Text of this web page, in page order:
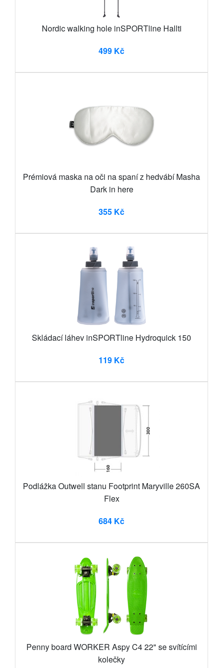
Nordic walking hole inSPORTline Hallti
499 Kč
Prémiová maska na oči na spaní z hedvábí Masha
Dark in here
355 Kč
Skládací láhev inSPORTline Hydroquick 150
119 Kč
Podlážka Outwell stanu Footprint Maryville 260SA
Flex
684 Kč
Penny board WORKER Aspy C4 22" se svítícími
kolečky